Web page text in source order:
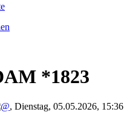
*1823
, Dienstag, 05.05.2026, 15:36